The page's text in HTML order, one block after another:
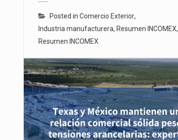
Posted in Comercio Exterior,
Industria manufacturera, Resumen INCOMEX,
Resumen INCOMEX